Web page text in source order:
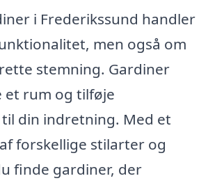
i Frederikssund handler
men også om
stemning. Gardiner
et rum og tilføje
din indretning. Med et
forskellige stilarter og
finde gardiner, der